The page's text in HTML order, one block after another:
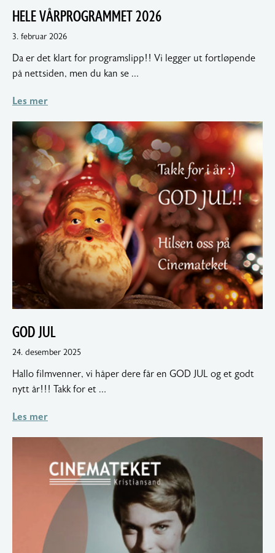
HELE VÅRPROGRAMMET 2026
3. februar 20264.
2026
Da er det klart for programslipp!! Vi legger ut fortløpende
på nettsiden, men du kan se …
Les mer
GOD JUL
24. desember 202518.
2026
Hallo filmvenner, vi håper dere får en GOD JUL og et godt
nytt år!!! Takk for et …
Les mer